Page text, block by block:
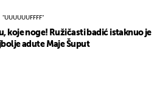
"UUUUUUFFFF"
koje noge! Ružičasti badić istaknuo je
adute Maje Šuput